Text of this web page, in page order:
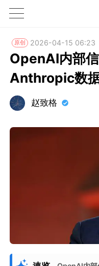
1X
原创 2026-04-15 06:23
OpenAI内部
Anthropic数
赵致格